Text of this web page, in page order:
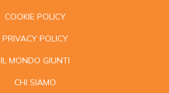
COOKIE POLICY
PRIVACY POLICY
IL MONDO GIUNTI
CHI SIAMO